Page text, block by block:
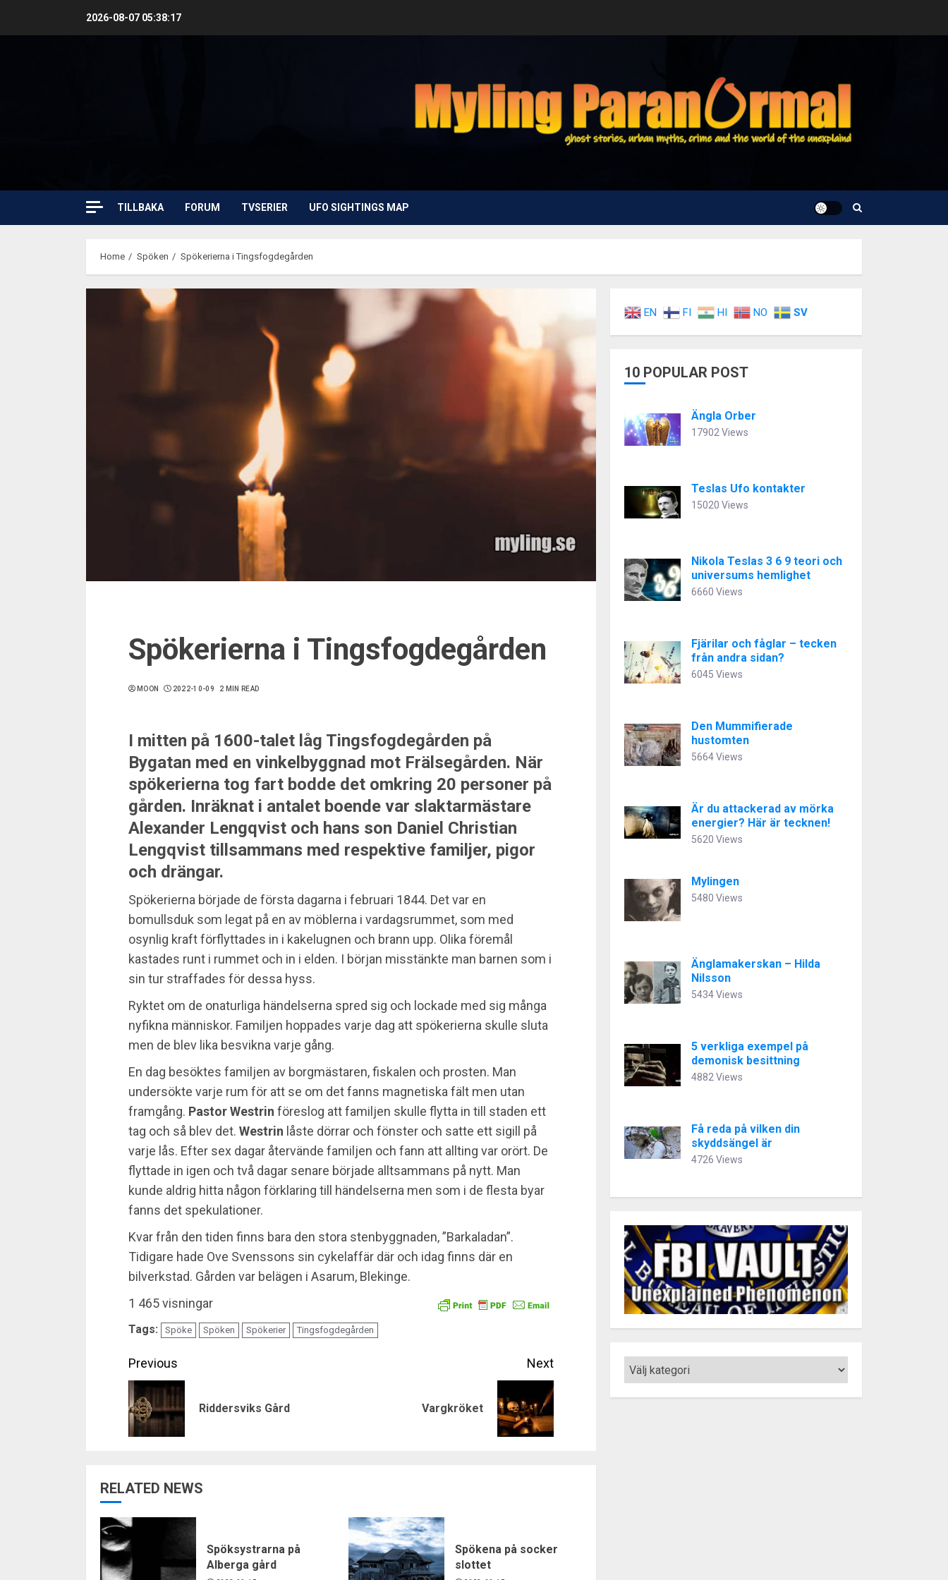
2026-08-07 05:38:18
TILLBAKA FORUM TVSERIER UFO SIGHTINGS MAP
Home Spöken Spökerierna i Tingsfogdegården
Spökerierna i Tingsfogdegården
MOON 2022-10-09 2 MIN READ
I mitten på 1600-talet låg Tingsfogdegården på
Bygatan med en vinkelbyggnad mot Frälsegården. När
spökerierna tog fart bodde det omkring 20 personer på
gården. Inräknat i antalet boende var slaktarmästare
Alexander Lengqvist och hans son Daniel Christian
Lengqvist tillsammans med respektive familjer, pigor
och drängar.
Spökerierna började de första dagarna i februari 1844. Det var en
bomullsduk som legat på en av möblerna i vardagsrummet, som med
osynlig kraft förflyttades in i kakelugnen och brann upp. Olika föremål
kastades runt i rummet och in i elden. I början misstänkte man barnen som i
sin tur straffades för dessa hyss.
Ryktet om de onaturliga händelserna spred sig och lockade med sig många
nyfikna människor. Familjen hoppades varje dag att spökerierna skulle sluta
men de blev lika besvikna varje gång.
En dag besöktes familjen av borgmästaren, fiskalen och prosten. Man
undersökte varje rum för att se om det fanns magnetiska fält men utan
framgång. Pastor Westrin föreslog att familjen skulle flytta in till staden ett
tag och så blev det. Westrin låste dörrar och fönster och satte ett sigill på
varje lås. Efter sex dagar återvände familjen och fann att allting var orört. De
flyttade in igen och två dagar senare började alltsammans på nytt. Man
kunde aldrig hitta någon förklaring till händelserna men som i de flesta byar
fanns det spekulationer.
Kvar från den tiden finns bara den stora stenbyggnaden, ”Barkaladan”.
Tidigare hade Ove Svenssons sin cykelaffär där och idag finns där en
bilverkstad. Gården var belägen i Asarum, Blekinge.
1 465 visningar
Tags: Spöke Spöken Spökerier Tingsfogdegården
Continue
Reading
Previous
Riddersviks Gård
Next
Vargkröket
RELATED NEWS
Spöksystrarna på
Alberga gård
Spökena på socker
slottet
EN FI HI NO SV
10 POPULAR POST
Ängla Orber
17902 Views
Teslas Ufo kontakter
15020 Views
Nikola Teslas 3 6 9 teori och
universums hemlighet
6660 Views
Fjärilar och fåglar – tecken
från andra sidan?
6045 Views
Den Mummifierade
hustomten
5664 Views
Är du attackerad av mörka
energier? Här är tecknen!
5620 Views
Mylingen
5480 Views
Änglamakerskan – Hilda
Nilsson
5434 Views
5 verkliga exempel på
demonisk besittning
4882 Views
Få reda på vilken din
skyddsängel är
4726 Views